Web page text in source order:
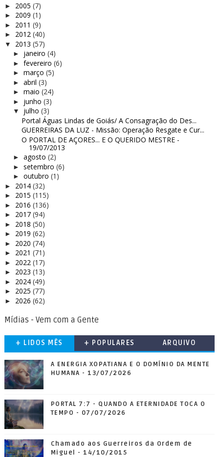
► 2005 (7)
► 2009 (1)
► 2011 (9)
► 2012 (40)
▼ 2013 (57)
► janeiro (4)
► fevereiro (6)
► março (5)
► abril (3)
► maio (24)
► junho (3)
▼ julho (3)
Portal Águas Lindas de Goiás/ A Consagração do Des...
GUERREIRAS DA LUZ - Missão: Operação Resgate e Cur...
O PORTAL DE AÇORES... E O QUERIDO MESTRE -
19/07/2013
► agosto (2)
► setembro (6)
► outubro (1)
► 2014 (32)
► 2015 (115)
► 2016 (136)
► 2017 (94)
► 2018 (50)
► 2019 (62)
► 2020 (74)
► 2021 (71)
► 2022 (17)
► 2023 (13)
► 2024 (49)
► 2025 (77)
► 2026 (62)
Mídias - Vem com a Gente
+ LIDOS MÊS + POPULARES ARQUIVO
A ENERGIA XOPATIANA E O DOMÍNIO DA MENTE
HUMANA - 13/07/2026
PORTAL 7:7 - QUANDO A ETERNIDADE TOCA O
TEMPO - 07/07/2026
Chamado aos Guerreiros da Ordem de
Miguel - 14/10/2015